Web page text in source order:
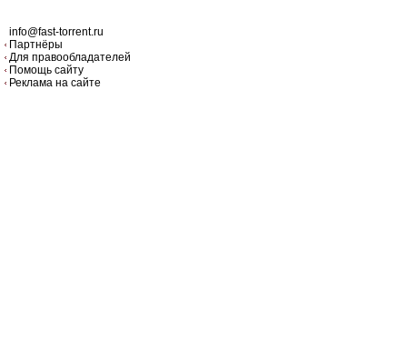
info@fast-torrent.ru
Партнёры
Для правообладателей
Помощь сайту
Реклама на сайте